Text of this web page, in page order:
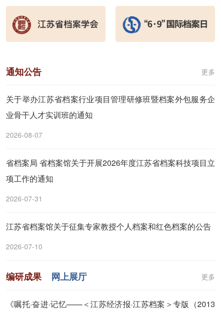
通知公告 更多
关于举办江苏省档案行业项目管理研修班暨档案外包服务企
业骨干人才实训班的通知
2026-08-07
省档案局 省档案馆关于开展2026年度江苏省档案科技项目立
项工作的通知
2026-07-31
江苏省档案馆关于征集专家教授个人档案和红色档案的公告
2026-07-10
编研成果 网上展厅 更多
《嘱托·奋进·记忆——＜江苏经济报·江苏档案＞专版（2013